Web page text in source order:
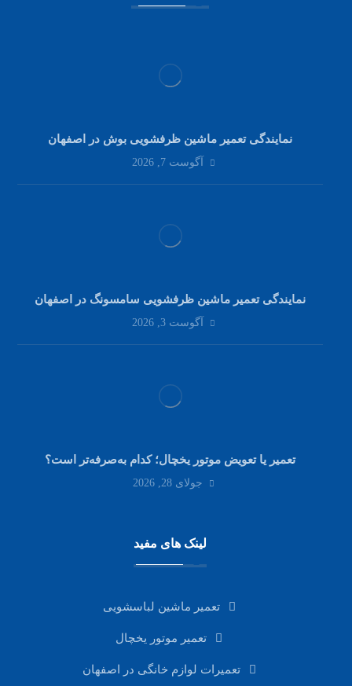
نمایندگی تعمیر ماشین ظرفشویی بوش در اصفهان
آگوست 7, 2026
نمایندگی تعمیر ماشین ظرفشویی سامسونگ در اصفهان
آگوست 3, 2026
تعمیر یا تعویض موتور یخچال؛ کدام به‌صرفه‌تر است؟
جولای 28, 2026
لینک های مفید
تعمیر ماشین لباسشویی
تعمیر موتور یخچال
تعمیرات لوازم خانگی در اصفهان